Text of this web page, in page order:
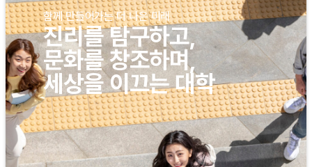
함께 만들어가는 더 나은 미래
진리를 탐구하고,
문화를 창조하며,
세상을 이끄는 대학